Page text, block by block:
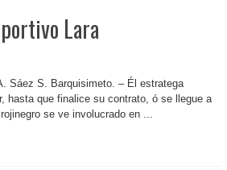
Lara
Sáez S. Barquisimeto. – Él estratega
hasta que finalice su contrato, ó se llegue a
se ve involucrado en ...